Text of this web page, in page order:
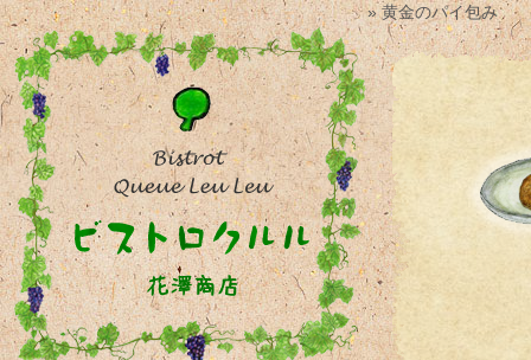
» 黄金のパイ包み